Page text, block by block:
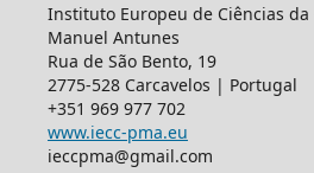
Instituto Europeu de Ciências
Manuel Antunes
Rua de São Bento, 19
2775-528 Carcavelos | Portugal
+351 969 977 702
www.iecc-pma.eu
ieccpma@gmail.com